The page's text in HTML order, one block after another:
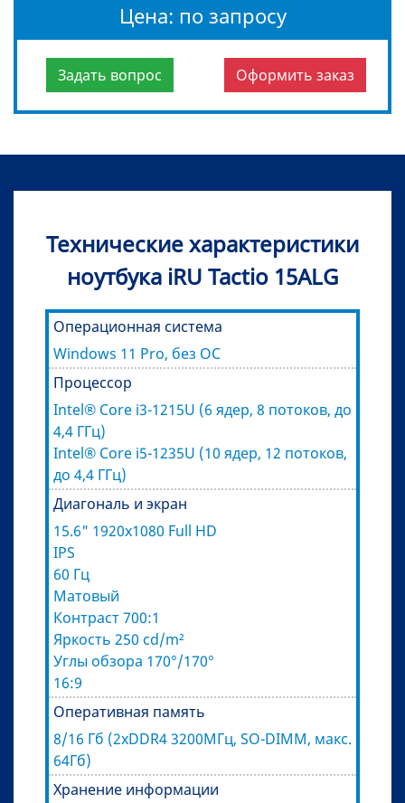
Цена: по запросу
Задать вопрос Оформить заказ
Технические характеристики
ноутбука iRU Tactio 15ALG
Операционная система
Windows 11 Pro, без ОС
Процессор
Intel® Core i3-1215U (6 ядер, 8 потоков, до
4,4 ГГц)
Intel® Core i5-1235U (10 ядер, 12 потоков,
до 4,4 ГГц)
Диагональ и экран
15.6" 1920х1080 Full HD
IPS
60 Гц
Матовый
Контраст 700:1
Яркость 250 cd/m²
Углы обзора 170°/170°
16:9
Оперативная память
8/16 Гб (2xDDR4 3200МГц, SO-DIMM, макс.
64Гб)
Хранение информации